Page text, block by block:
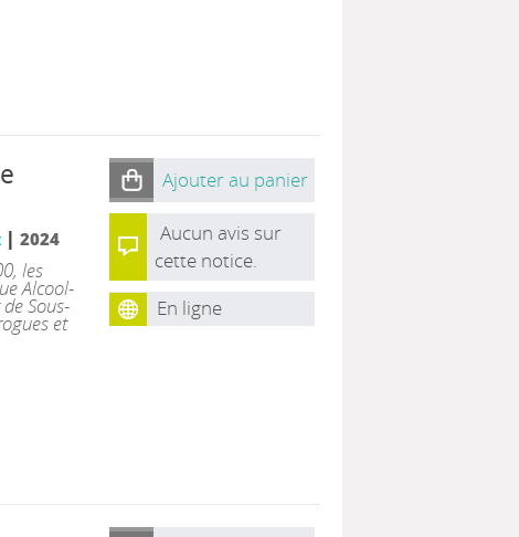
| 2024
les
Alcool-
Sous-
et
Ajouter au panier
Aucun avis sur
cette notice.
En ligne